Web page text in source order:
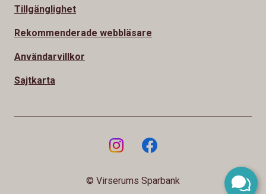
Tillgänglighet
Rekommenderade webbläsare
Användarvillkor
Sajtkarta
© Virserums Sparbank